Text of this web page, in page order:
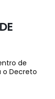
de
o Decreto